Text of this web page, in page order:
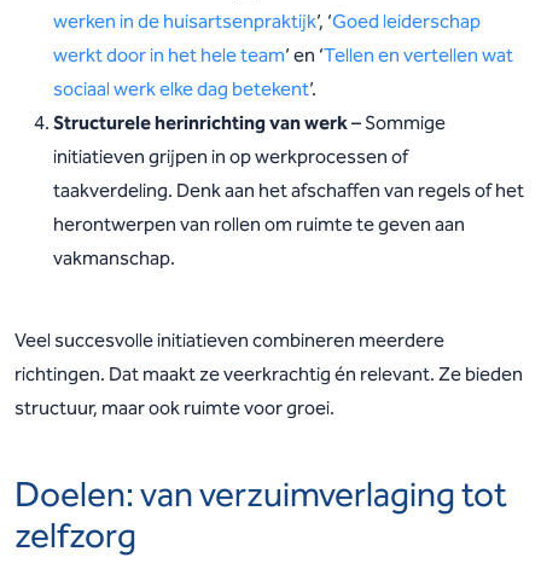
werken in de huisartsenpraktijk’, ‘Goed leiderschap
werkt door in het hele team’ en ‘Tellen en vertellen wat
sociaal werk elke dag betekent’.
Structurele herinrichting van werk– Sommige
initiatieven grijpen in op werkprocessen of
taakverdeling. Denk aan het afschaffen van regels of het
herontwerpen van rollen om ruimte te geven aan
vakmanschap.
Veel succesvolle initiatieven combineren meerdere
richtingen. Dat maakt ze veerkrachtig én relevant. Ze bieden
structuur, maar ook ruimte voor groei.
Doelen: van verzuimverlaging tot
zelfzorg